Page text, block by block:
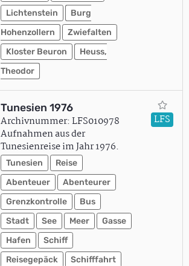
Lichtenstein
Burg
Hohenzollern
Zwiefalten
Kloster Beuron
Heuss,
Theodor
Tunesien 1976
Archivnummer: LFS010978
Aufnahmen aus der
Tunesienreise im Jahr 1976.
Tunesien
Reise
Abenteuer
Abenteurer
Grenzkontrolle
Bus
Stadt
See Meer
Gasse
Hafen
Schiff
Reisegepäck
Schifffahrt
LFS